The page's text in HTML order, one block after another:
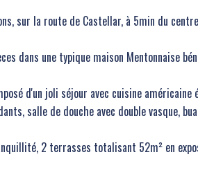
sur la route de Castellar, à 5min du
dans une typique maison Mentonnaise
d'un joli séjour avec cuisine américaine
salle de douche avec double vasque,
2 terrasses totalisant 52m² en